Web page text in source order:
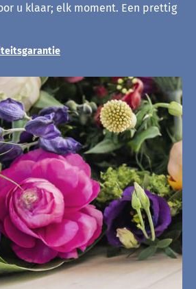
u klaar; elk moment. Een prettig